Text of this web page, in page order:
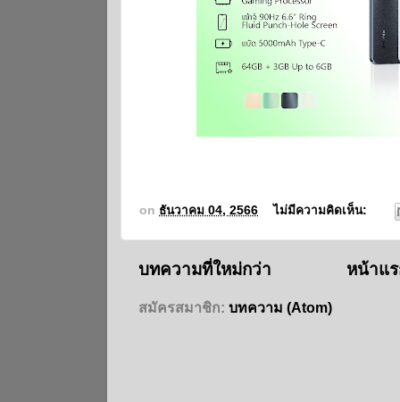
on ธันวาคม 04, 2566 ไม่มีความคิดเห็น:
บทความที่ใหม่กว่า หน้าแ
สมัครสมาชิก: บทความ (Atom)